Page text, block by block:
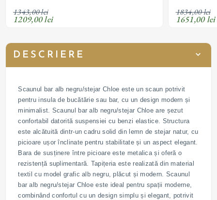
1343,00 lei
1209,00 lei
1834,00 lei
1651,00 lei
DESCRIERE
Scaunul bar alb negru/stejar Chloe este un scaun potrivit
pentru insula de bucătărie sau bar, cu un design modern și
minimalist. Scaunul bar alb negru/stejar Chloe are șezut
confortabil datorită suspensiei cu benzi elastice. Structura
este alcătuită dintr-un cadru solid din lemn de stejar natur, cu
picioare ușor înclinate pentru stabilitate și un aspect elegant.
Bara de susținere între picioare este metalica și oferă o
rezistență suplimentară. Tapițeria este realizată din material
textil cu model grafic alb negru, plăcut și modern. Scaunul
bar alb negru/stejar Chloe este ideal pentru spații moderne,
combinând confortul cu un design simplu și elegant, potrivit